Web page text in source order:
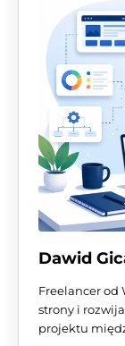
Dawid
Freelancer od
strony i
projektu